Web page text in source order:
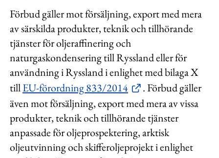
Förbud gäller mot försäljning, export med mera
av särskilda produkter, teknik och tillhörande
tjänster för oljeraffinering och
naturgaskondensering till Ryssland eller för
användning i Ryssland i enlighet med bilaga X
tillEU-förordning 833/2014
. Förbud gäller
även mot försäljning, export med mera av vissa
produkter, teknik och tillhörande tjänster
anpassade för oljeprospektering, arktisk
oljeutvinning och skifferoljeprojekt i enlighet